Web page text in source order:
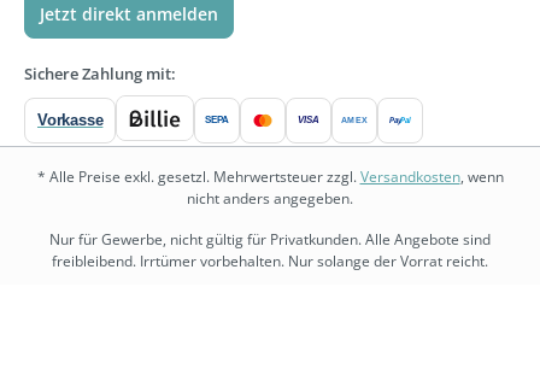
Jetzt direkt anmelden
Sichere Zahlung mit:
Vorkasse SEPA VISA AMEX PayPal
* Alle Preise exkl. gesetzl. Mehrwertsteuer zzgl.Versandkosten, wenn
nicht anders angegeben.
Nur für Gewerbe, nicht gültig für Privatkunden. Alle Angebote sind
freibleibend. Irrtümer vorbehalten. Nur solange der Vorrat reicht.